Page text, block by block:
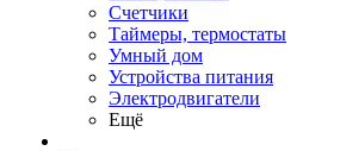
Счетчики
Таймеры, термостаты
Умный дом
Устройства питания
Электродвигатели
Ещё